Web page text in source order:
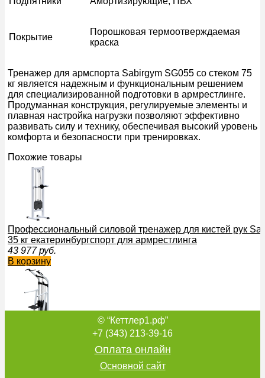
Покрытие
Порошковая термоотверждаемая
краска
Тренажер для армспорта Sabirgym SG055 со стеком 75
кг является надежным и функциональным решением
для специализированной подготовки в армрестлинге.
Продуманная конструкция, регулируемые элементы и
плавная настройка нагрузки позволяют эффективно
развивать силу и технику, обеспечивая высокий уровень
комфорта и безопасности при тренировках.
Похожие товары
Профессиональный силовой тренажер для кистей рук
35 кг екатеринбургспорт для армрестлинга
43 977 руб.
В корзину
Профессиональный силовой тренажер Турник-брусья
противовесом Sabirgym SG049.1 стек 100 кг василжим
© “Кеттлер1.рф”
+7 (343) 213-39-16
Оплата онлайн
Основной сайт